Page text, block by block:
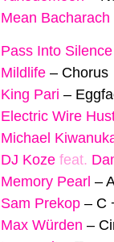
Mean Bacharach
Pass Into Silence
Mildlife – Chorus
King Pari –
Electric Wire
Michael
DJ Koze feat.
Memory Pearl –
Sam Prekop – C
Max Würden –